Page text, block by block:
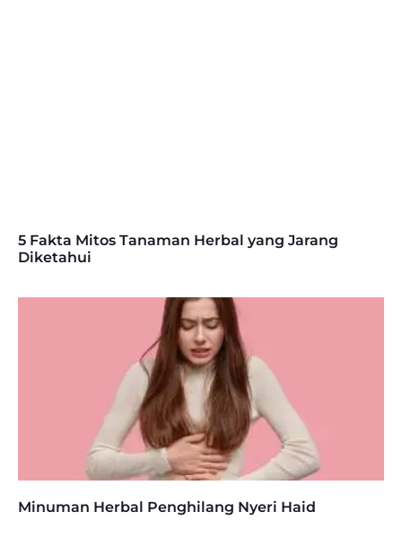
5 Fakta Mitos Tanaman Herbal yang Jarang
Diketahui
Minuman Herbal Penghilang Nyeri Haid